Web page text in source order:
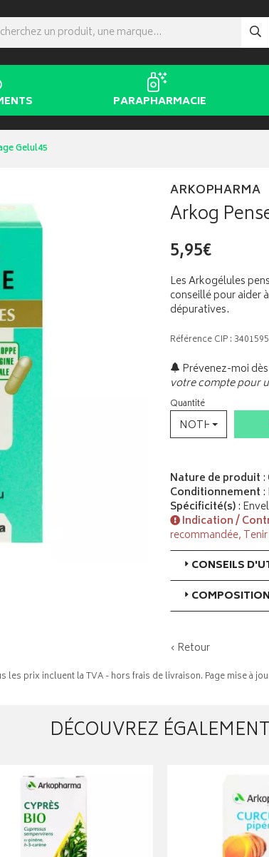
PARAPHARMACIE
Gelul45
ARKOPHARMA
Arkog
5,95€
Les Arkogélules
conseillé pour aider
dépuratives.
Référence CIP :
Prévenez-moi
votre compte pour
Quantité
NOTHING
Nature de produit :
Conditionnement :
Spécificité(s):
Indication /
recommandée,
CONSEILS
COMPOSITION
‹ Retour
les prix incluent la TVA - hors frais de livraison. Page mise à
DÉCOUVREZ ÉGALEMENT